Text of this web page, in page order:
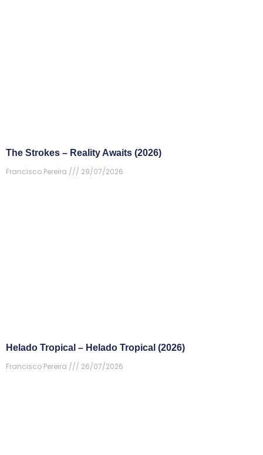
The Strokes – Reality Awaits (2026)
Francisco Pereira
29/07/2026
Helado Tropical – Helado Tropical (2026)
Francisco Pereira
26/07/2026